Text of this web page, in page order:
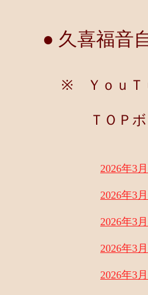
● 久喜福音自
※ ＹｏｕＴｕｂｅ
ＴＯＰボタンを
2026年3
2026年3
2026年3
2026年3
2026年3